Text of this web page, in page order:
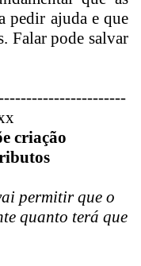
pedir ajuda e que
Falar pode salvar
criação
permitir que o
quanto terá que